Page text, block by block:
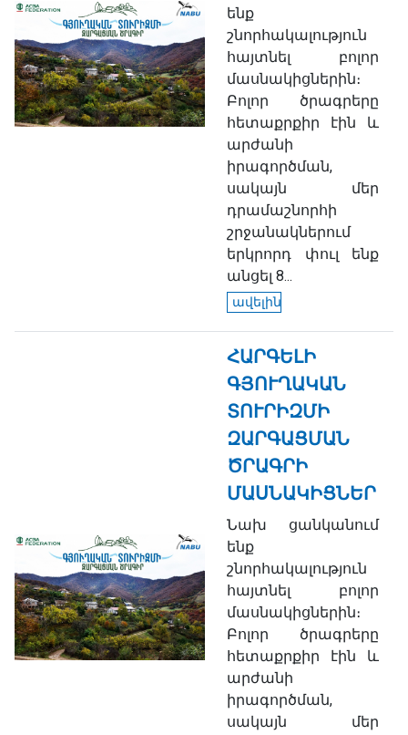
ենք
շնորհակալություն
հայտնել բոլոր
մասնակիցներին։
Բոլոր ծրագրերը
հետաքրքիր էին և
արժանի
իրագործման,
սակայն մեր
դրամաշնորհի
շրջանակներում
երկրորդ փուլ ենք
անցել 8...
ավելին
ՀԱՐԳԵԼԻ
ԳՅՈՒՂԱԿԱՆ
ՏՈՒՐԻԶՄԻ
ԶԱՐԳԱՑՄԱՆ
ԾՐԱԳՐԻ
ՄԱՍՆԱԿԻՑՆԵՐ
Նախ ցանկանում
ենք
շնորհակալություն
հայտնել բոլոր
մասնակիցներին։
Բոլոր ծրագրերը
հետաքրքիր էին և
արժանի
իրագործման,
սակայն մեր